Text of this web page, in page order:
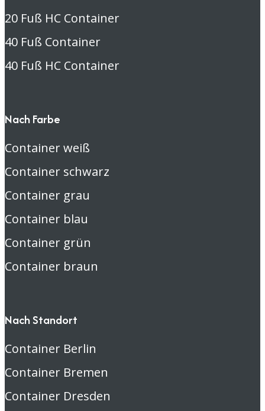
20 Fuß HC Container
40 Fuß Container
40 Fuß HC Container
Nach Farbe
Container weiß
Container schwarz
Container grau
Container blau
Container grün
Container braun
Nach Standort
Container Berlin
Container Bremen
Container Dresden